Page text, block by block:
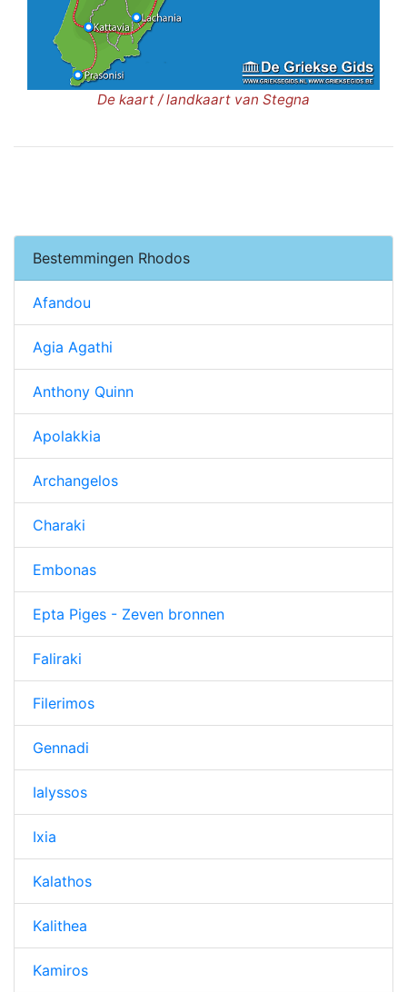
De kaart / landkaart van Stegna
Bestemmingen Rhodos
Afandou
Agia Agathi
Anthony Quinn
Apolakkia
Archangelos
Charaki
Embonas
Epta Piges - Zeven bronnen
Faliraki
Filerimos
Gennadi
Ialyssos
Ixia
Kalathos
Kalithea
Kamiros